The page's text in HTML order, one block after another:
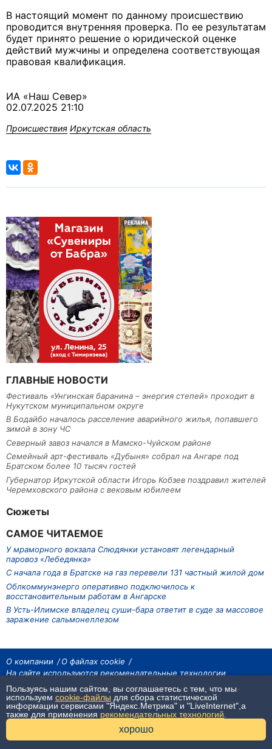
В настоящий момент по данному происшествию
проводится внутренняя проверка. По ее результатам
будет принято решение о юридической оценке
действий мужчины и определена соответствующая
правовая квалификация.
ИА «Наш Север»
02.07.2025 21:10
Происшествия Иркутская область
ГЛАВНЫЕ НОВОСТИ
Фестиваль «Унгинская баранина – энергия степей» проходит в
Нукутском муниципальном округе
В Бодайбо началось расселение аварийного жилья, попавшего
зимой в зону ЧС
Северный завоз начался в Мамско-Чуйском районе
Семейный арт-фестиваль «Дубыня» собрал на Ангаре под
Братском более 10 тысяч гостей
Губернатор Иркутской области Игорь Кобзев поздравил жителей
Черемховского района с вековым юбилеем
Сюжеты
САМОЕ ЧИТАЕМОЕ
У мраморного вокзала Слюдянки установят легендарный
паровоз «Лебедянка»
С начала года в Братске на газ перевели 131 частный жилой дом
Облкоммунэнерго оперативно подключилось к
восстановительным работам в Ангарске
В Усть-Илимске владелец суши-бара ответит в суде за массовое
заражение сальмонеллезом
О компании
О файлах cookie
На сайте используются рекомендательные технологии
На сайте размещаются материалы ИА «Наш Север». Все права охраняются
законом.
При использовании материалов агентства на других сайтах, обязательна
гиперссылка.
Пользуясь нашим сайтом, вы соглашаетесь с тем, что мы
используем cookie-файлы для сбора статистической
информации сервисами "Яндекс.Метрика" и "LiveInternet",а
также для применения рекомендательных технологий
хорошо